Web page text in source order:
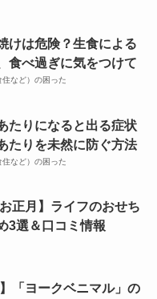
けは危険？生食による
食べ過ぎに気をつけて
住など）の困った
たりになると出る症状
たりを未然に防ぐ方法
住など）の困った
お正月】ライフのおせち
3選＆口コミ情報
】「ヨークベニマル」の